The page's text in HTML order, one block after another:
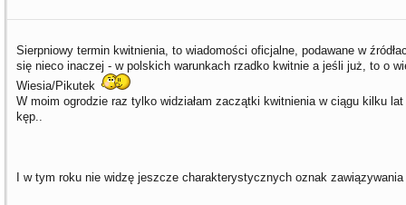
Sierpniowy termin kwitnienia, to wiadomości oficjalne, podawane w
się nieco inaczej - w polskich warunkach rzadko kwitnie a jeśli już, to o
Wiesia/Pikutek
W moim ogrodzie raz tylko widziałam zaczątki kwitnienia w ciągu kilku
kęp..
I w tym roku nie widzę jeszcze charakterystycznych oznak